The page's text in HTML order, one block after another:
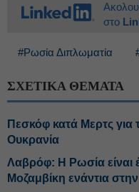
στο
#Ρωσία Διπλωματία
ΣΧΕΤΙΚΑ ΘΕΜΑΤΑ
Πεσκόφ κατά Μερτς για
Ουκρανία
Λαβρόφ: Η Ρωσία είναι
Μοζαμβίκη ενάντια